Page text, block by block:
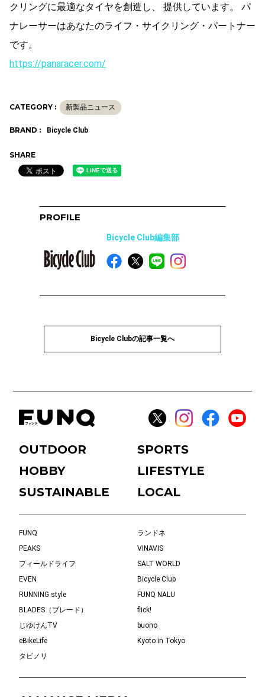
クリングに最適なタイヤを創造し、 提供しています。 パ
ナレーサーはあなたのライフ・サイクリング・パートナー
です。
https://panaracer.com/
CATEGORY : 新製品ニュース
BRAND : Bicycle Club
SHARE
PROFILE
Bicycle Club編集部
Bicycle Clubの記事一覧へ
OUTDOOR
SPORTS
HOBBY
LIFESTYLE
SUSTAINABLE
LOCAL
FUNQ
ランドネ
PEAKS
VINAVIS
フィールドライフ
SALT WORLD
EVEN
Bicycle Club
RUNNING style
FUNQ NALU
BLADES（ブレード）
flick!
じゆけんTV
buono
eBikeLife
Kyoto in Tokyo
タビノリ